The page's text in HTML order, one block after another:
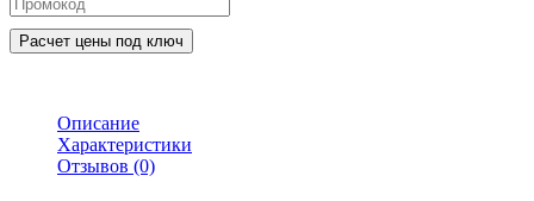
Расчет цены под ключ
Описание
Характеристики
Отзывов (0)